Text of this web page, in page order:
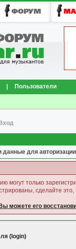
Пользователи
данные для авторизации
могут только
сделайте
Вы можете его
(login)